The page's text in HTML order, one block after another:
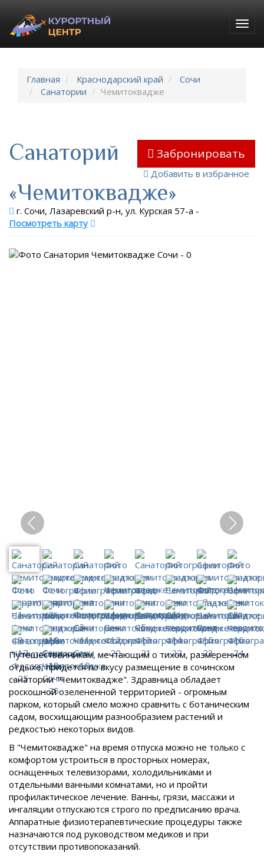
Главная Краснодарский край
Сочи
Санатории
Чемитоквадже
Забронировать
Добавить в избранное
Санаторий
«Чемитоквадже»
г. Сочи, Лазаревский р-н, ул. Курская 57-а -
Посмотреть карту
Путешественникам, мечтающим о тихом, размеренном
отдыхе, придется по вкусу размещение в сочинском
санатории "Чемитоквадже". Здравница обладает
роскошной озелененной территорией - огромным
парком, который смело можно сравнить с ботаническим
садом, восхищающим разнообразием растений и
редкостью некоторых видов.
В "Чемитоквадже" на время отпуска можно не только с
комфортом устроиться в просторных номерах,
оснащенных телевизорами, холодильниками и
отдельными ванными комнатами, но и пройти
профилактическое лечение. Ванны, грязи, массажи и
ингаляции отпускаются строго по предписанию врача.
Аппаратные физиотерапевтические процедуры также
назначаются под руководством медиков и при
отсутствии противопоказаний.